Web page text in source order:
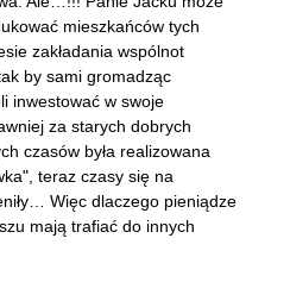
mieszkańców tych
zakładania wspólnot
by sami gromadząc
inwestować w swoje
za starych dobrych
czasów była realizowana
teraz czasy się na
Więc dlaczego pieniądze
mają trafiać do innych